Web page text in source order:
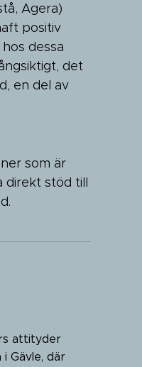
Agera)
positiv
dessa
det
en del av
som är
direkt stöd till
attityder
Gävle, där